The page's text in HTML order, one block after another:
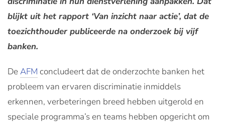
blijkt uit het rapport ‘Van inzicht naar actie’, dat de
toezichthouder publiceerde na onderzoek bij vijf
banken.
DeAFM concludeert dat de onderzochte banken het
probleem van ervaren discriminatie inmiddels
erkennen, verbeteringen breed hebben uitgerold en
speciale programma’s en teams hebben opgericht om